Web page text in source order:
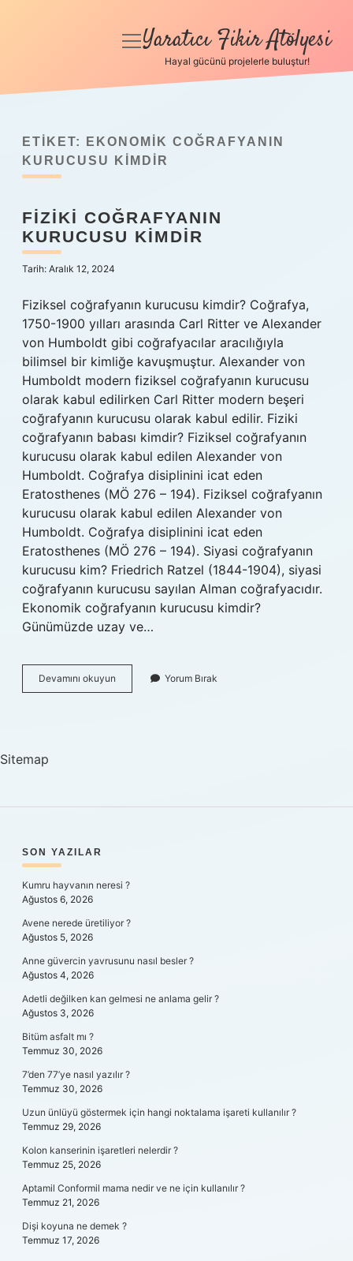
Anasayfa
Yasal Uyarı
menüyü
Yaratıcı Fikir Atölyesi
Hayal gücünü projelerle buluştur!
ETIKET:
EKONOMIK COĞRAFYANIN
KURUCUSU KIMDIR
FIZIKI COĞRAFYANIN
KURUCUSU KIMDIR
Tarih: Aralık 12, 2024
Fiziksel coğrafyanın kurucusu kimdir? Coğrafya,
1750-1900 yılları arasında Carl Ritter ve Alexander
von Humboldt gibi coğrafyacılar aracılığıyla
bilimsel bir kimliğe kavuşmuştur. Alexander von
Humboldt modern fiziksel coğrafyanın kurucusu
olarak kabul edilirken Carl Ritter modern beşeri
coğrafyanın kurucusu olarak kabul edilir. Fiziki
coğrafyanın babası kimdir? Fiziksel coğrafyanın
kurucusu olarak kabul edilen Alexander von
Humboldt. Coğrafya disiplinini icat eden
Eratosthenes (MÖ 276 – 194). Fiziksel coğrafyanın
kurucusu olarak kabul edilen Alexander von
Humboldt. Coğrafya disiplinini icat eden
Eratosthenes (MÖ 276 – 194). Siyasi coğrafyanın
kurucusu kim? Friedrich Ratzel (1844-1904), siyasi
coğrafyanın kurucusu sayılan Alman coğrafyacıdır.
Ekonomik coğrafyanın kurucusu kimdir?
Günümüzde uzay ve…
Devamını okuyun
Coğrafyanın
Yorum Bırak
Sitemap
SIDEBAR
SON YAZILAR
Kumru hayvanın neresi ?
Ağustos 6, 2026
Avene nerede üretiliyor ?
Ağustos 5, 2026
Anne güvercin yavrusunu nasıl besler ?
Ağustos 4, 2026
Adetli değilken kan gelmesi ne anlama gelir ?
Ağustos 3, 2026
Bitüm asfalt mı ?
Temmuz 30, 2026
7’den 77’ye nasıl yazılır ?
Temmuz 30, 2026
Uzun ünlüyü göstermek için hangi noktalama işareti kullanılır ?
Temmuz 29, 2026
Kolon kanserinin işaretleri nelerdir ?
Temmuz 25, 2026
Aptamil Conformil mama nedir ve ne için kullanılır ?
Temmuz 21, 2026
Dişi koyuna ne demek ?
Temmuz 17, 2026